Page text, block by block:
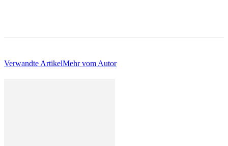
Verwandte ArtikelMehr vom Autor